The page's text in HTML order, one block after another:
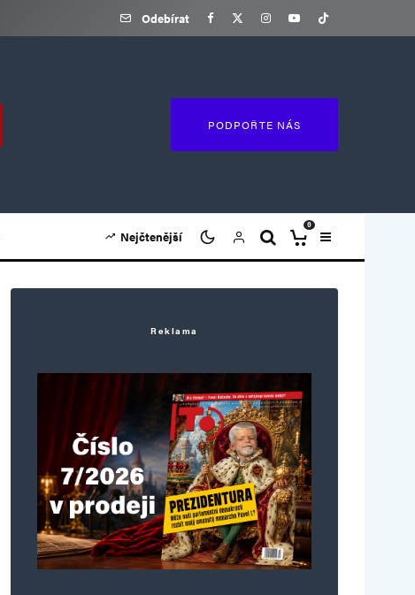
Odebírat
PODPOŘTE NÁS
Nejčtenější
0
Reklama